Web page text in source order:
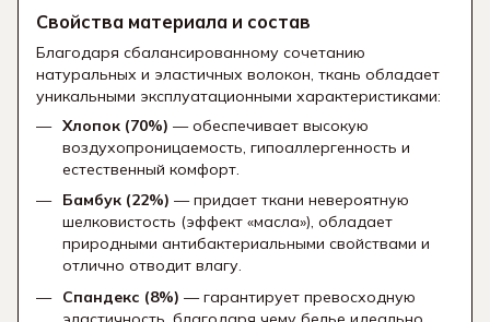
Свойства материала и состав
Благодаря сбалансированному сочетанию
натуральных и эластичных волокон, ткань обладает
уникальными эксплуатационными характеристиками:
Хлопок (70%) — обеспечивает высокую
воздухопроницаемость, гипоаллергенность и
естественный комфорт.
Бамбук (22%) — придает ткани невероятную
шелковистость (эффект «масла»), обладает
природными антибактериальными свойствами и
отлично отводит влагу.
Спандекс (8%) — гарантирует превосходную